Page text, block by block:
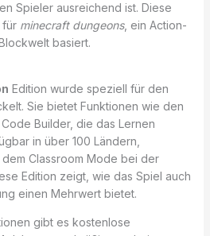
Spieler ausreichend ist. Diese
für minecraft dungeons, ein Action-
basiert.
Edition wurde speziell für den
Sie bietet Funktionen wie den
Builder, die das Lernen
in über 100 Ländern,
Classroom Mode bei der
Edition zeigt, wie das Spiel auch
einen Mehrwert bietet.
gibt es kostenlose